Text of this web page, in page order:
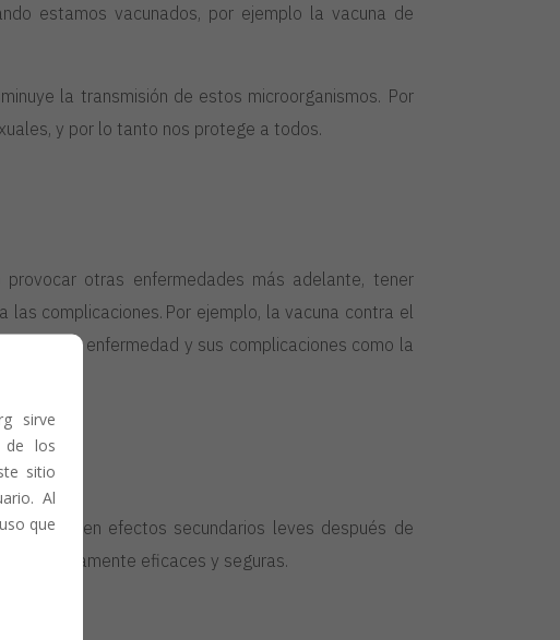
estamos vacunados, por ejemplo la vacuna de
la transmisión de estos microorganismos. Por
y por lo tanto nos protege a todos.
otras enfermedades más adelante, tener
complicaciones. Por ejemplo, la vacuna contra el
prevenir la enfermedad y sus complicaciones como la
solo tienen efectos secundarios leves después de
son sumamente eficaces y seguras.
sirve
de los
sitio
Al
que